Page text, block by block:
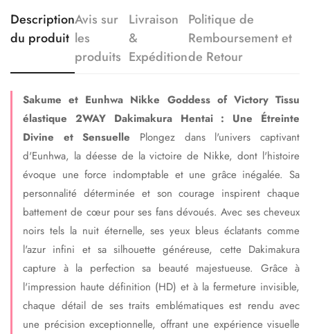
Description
du produit
Avis sur
les
produits
Livraison
&
Expédition
Politique de
Remboursement et
de Retour
Sakume et Eunhwa Nikke Goddess of Victory Tissu
élastique 2WAY Dakimakura Hentai : Une Étreinte
Divine et Sensuelle Plongez dans l'univers captivant
d'Eunhwa, la déesse de la victoire de Nikke, dont l'histoire
évoque une force indomptable et une grâce inégalée. Sa
personnalité déterminée et son courage inspirent chaque
battement de cœur pour ses fans dévoués. Avec ses cheveux
noirs tels la nuit éternelle, ses yeux bleus éclatants comme
l'azur infini et sa silhouette généreuse, cette Dakimakura
capture à la perfection sa beauté majestueuse. Grâce à
l'impression haute définition (HD) et à la fermeture invisible,
chaque détail de ses traits emblématiques est rendu avec
une précision exceptionnelle, offrant une expérience visuelle